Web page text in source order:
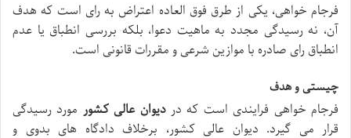
فرجام خواهی، یکی از طرق فوق العاده اعتراض به رای است که هدف
آن، نه رسیدگی مجدد به ماهیت دعوا، بلکه بررسی انطباق یا عدم
انطباق رای صادره با موازین شرعی و مقررات قانونی است.
چیستی و هدف
فرجام خواهی فرایندی است که دردیوان عالی کشور مورد رسیدگی
قرار می گیرد. دیوان عالی کشور، برخلاف دادگاه های بدوی و